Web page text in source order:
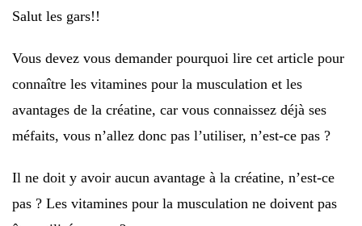
Salut les gars!!
Vous devez vous demander pourquoi lire cet article pour
connaître les vitamines pour la musculation et les
avantages de la créatine, car vous connaissez déjà ses
méfaits, vous n’allez donc pas l’utiliser, n’est-ce pas ?
Il ne doit y avoir aucun avantage à la créatine, n’est-ce
pas ? Les vitamines pour la musculation ne doivent pas